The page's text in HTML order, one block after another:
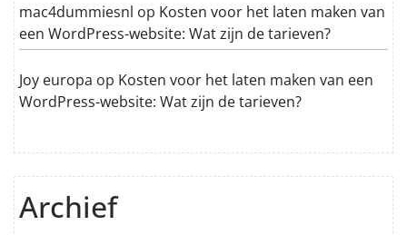
mac4dummiesnl op Kosten voor het laten maken van
een WordPress-website: Wat zijn de tarieven?
Joy europa op Kosten voor het laten maken van een
WordPress-website: Wat zijn de tarieven?
Archief